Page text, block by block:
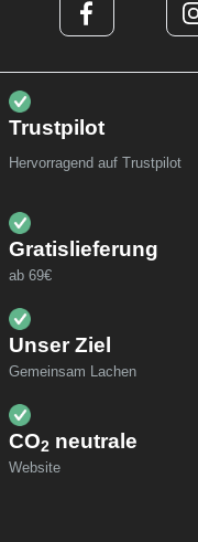
Trustpilot
Hervorragend auf Trustpilot
Gratislieferung
ab 69€
Unser Ziel
Gemeinsam Lachen
CO2 neutrale
Website